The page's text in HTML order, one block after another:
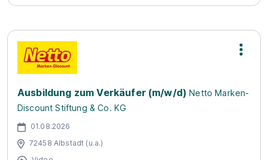
Ausbildung zum Verkäufer (m/w/d) Netto Marken-
Discount Stiftung & Co. KG
01.08.2026
72458 Albstadt (u.a.)